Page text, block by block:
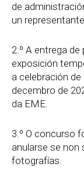
de
un
2.º A entrega
exposición
a celebración
decembro de
da EME.
3.º O concurso
anularse se non
fotografías.